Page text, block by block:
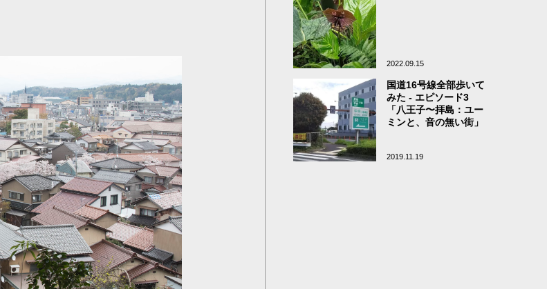
2022.09.15
国道16号線全部歩いて
みた - エピソード3
「八王子〜拝島：ユー
ミンと、音の無い街」
2019.11.19